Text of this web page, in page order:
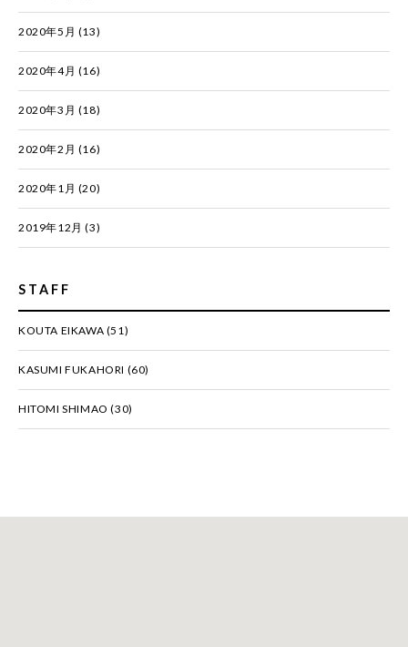
2020年5月 (13)
2020年4月 (16)
2020年3月 (18)
2020年2月 (16)
2020年1月 (20)
2019年12月 (3)
STAFF
KOUTA EIKAWA (51)
KASUMI FUKAHORI (60)
HITOMI SHIMAO (30)